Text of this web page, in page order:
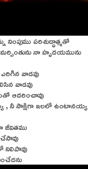
నింపుము పరిశుద్ధాత్మతో
నా హృదయమును
వాడవు
వాడవు
ఆదరించావు
, నీ సాక్షిగా ఇలలో ఉంటానయ్య
జీవితము
నిలిపావు